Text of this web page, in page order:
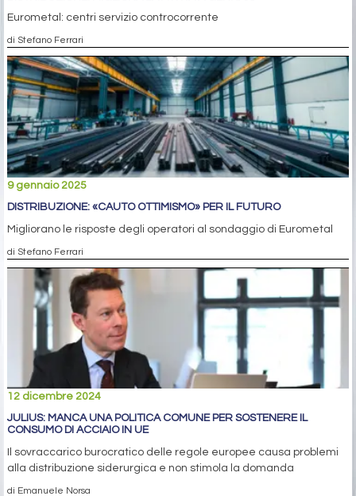
Eurometal: centri servizio controcorrente
di Stefano Ferrari
9 gennaio 2025
DISTRIBUZIONE: «CAUTO OTTIMISMO» PER IL FUTURO
Migliorano le risposte degli operatori al sondaggio di Eurometal
di Stefano Ferrari
12 dicembre 2024
JULIUS: MANCA UNA POLITICA COMUNE PER SOSTENERE IL
CONSUMO DI ACCIAIO IN UE
Il sovraccarico burocratico delle regole europee causa problemi
alla distribuzione siderurgica e non stimola la domanda
di Emanuele Norsa